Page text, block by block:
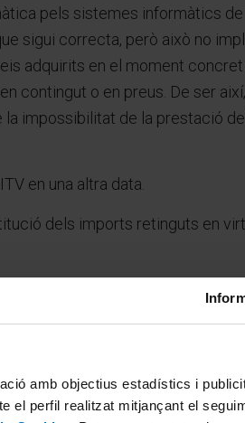
amb objectius estadístics i
el perfil realitzat mitjançant el
pels sistemes informàtics de
sigui correcta, però això no
adquirits en el moment
contingut o en preus. De ser
impossibilitat de la prestació
en una altra data.
dels imports retinguts en
del Lloc Web. Per a contractar
personals i acceptar
vegada incloses les dades,
a un servei a qualsevol de les